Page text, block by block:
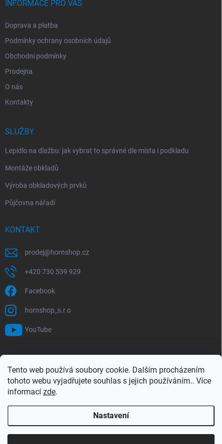
Tento web používá soubory cookie. Dalším procházením
tohoto webu vyjadřujete souhlas s jejich používáním.. Více
informací zde.
Nastavení
INFORMACE PRO VÁS
Doprava a platba
Podmínky ochrany osobních údajů
Obchodní podmínky
Prodejna
O nás
Kontakty
SLUŽBY
Lepidlo na dlažbu: jak vybrat to správné dle místa i podkladu
Montáže obkladů
Výroba obkladových prvků
Půjčovna nářadí
KONTAKT
prodej@hornshop.cz
+420 730 539 929
Facebook
hornshop_s.r.o
YouTube
Hledat
Copyright 2026Hornshop. Všechna práva vyhrazena.Upravit nastavení